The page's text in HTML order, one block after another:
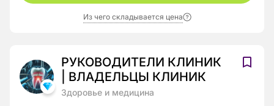
Из чего складывается цена
РУКОВОДИТЕЛИ КЛИНИК
| ВЛАДЕЛЬЦЫ КЛИНИК
Здоровье и медицина